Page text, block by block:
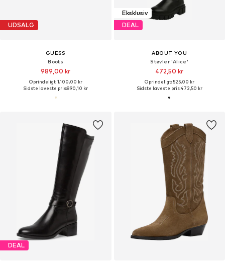
UDSALG
GUESS
Boots
989,00 kr
Oprindeligt: 1.100,00 kr
Sidste laveste pris:890,10 kr
Eksklusiv
DEAL
ABOUT YOU
Støvler 'Alice'
472,50 kr
Oprindeligt: 525,00 kr
Sidste laveste pris:472,50 kr
DEAL